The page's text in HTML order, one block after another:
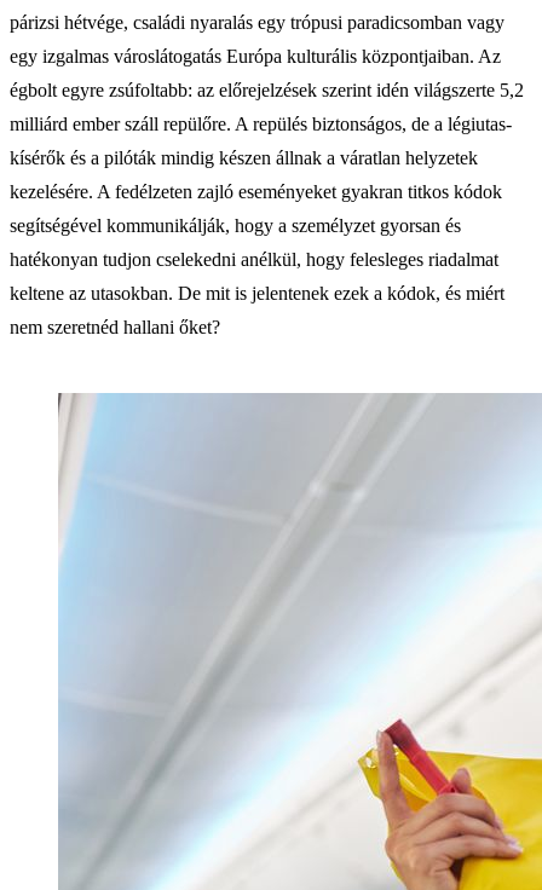
párizsi hétvége, családi nyaralás egy trópusi paradicsomban vagy
egy izgalmas városlátogatás Európa kulturális központjaiban. Az
égbolt egyre zsúfoltabb: az előrejelzések szerint idén világszerte 5,2
milliárd ember száll repülőre. A repülés biztonságos, de a légiutas-
kísérők és a pilóták mindig készen állnak a váratlan helyzetek
kezelésére. A fedélzeten zajló eseményeket gyakran titkos kódok
segítségével kommunikálják, hogy a személyzet gyorsan és
hatékonyan tudjon cselekedni anélkül, hogy felesleges riadalmat
keltene az utasokban. De mit is jelentenek ezek a kódok, és miért
nem szeretnéd hallani őket?